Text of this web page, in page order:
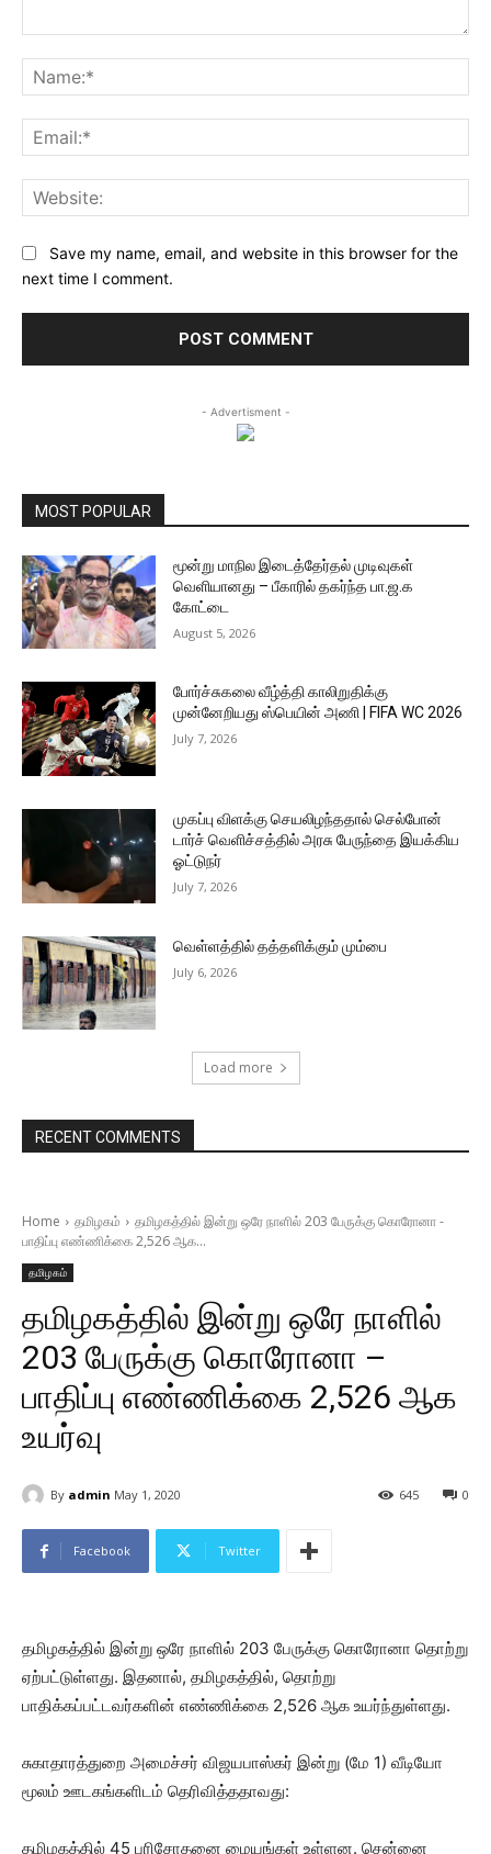
Save my name, email, and website in this browser for the
next time I comment.
- Advertisment -
MOST POPULAR
மூன்று மாநில இடைத்தேர்தல் முடிவுகள்
வெளியானது – பீகாரில் தகர்ந்த பா.ஜ.க
கோட்டை
August 5, 2026
போர்ச்சுகலை வீழ்த்தி காலிறுதிக்கு
முன்னேறியது ஸ்பெயின் அணி | FIFA WC 2026
July 7, 2026
முகப்பு விளக்கு செயலிழந்ததால் செல்போன்
டார்ச் வெளிச்சத்தில் அரசு பேருந்தை இயக்கிய
ஓட்டுநர்
July 7, 2026
வெள்ளத்தில் தத்தளிக்கும் மும்பை
July 6, 2026
Load more
RECENT COMMENTS